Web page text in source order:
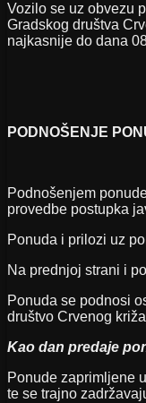
Vozilo se uz obvezu
Gradskog društva
najkasnije do dana
PODNOŠENJE
Podnošenjem
provedbe postupka
Ponuda i prilozi uz
Na prednjoj strani i
Ponuda se podnosi
društvo Crvenog
Kao dan predaje
Ponude zaprimljene
te se trajno